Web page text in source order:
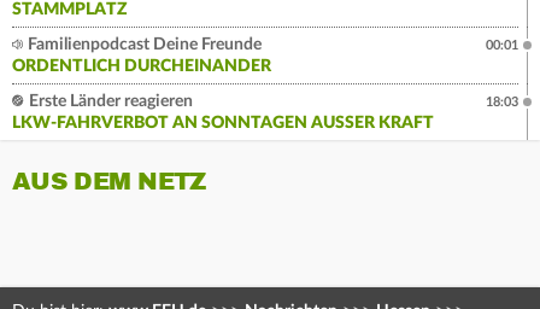
STAMMPLATZ
Familienpodcast Deine Freunde
ORDENTLICH DURCHEINANDER
00:01
Erste Länder reagieren
LKW-FAHRVERBOT AN SONNTAGEN AUSSER KRAFT
18:03
AUS DEM NETZ